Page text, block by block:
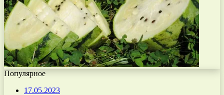
Популярное
17.05.2023